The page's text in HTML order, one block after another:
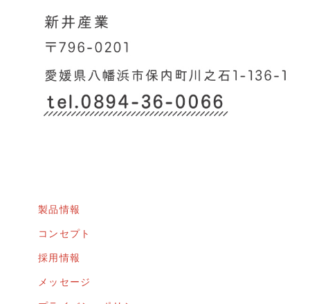
製品情報
コンセプト
採用情報
メッセージ